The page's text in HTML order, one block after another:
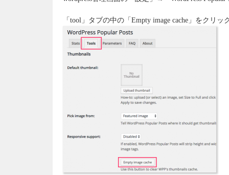
「tool」タブの中の「Empty image cache」をクリッ